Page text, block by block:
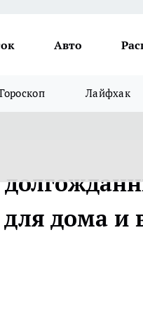
Авто
Гороскоп Лайфхак
дома и